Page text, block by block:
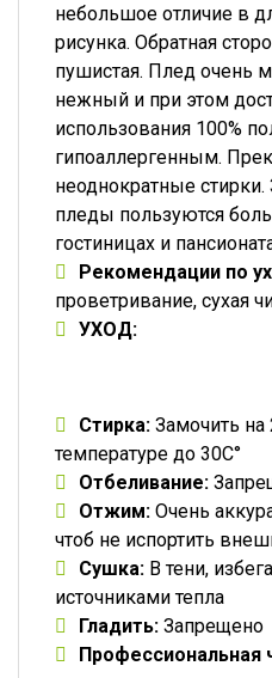
небольшое отличие в
рисунка. Обратная
пушистая. Плед очень
нежный и при этом
использования 100%
гипоаллергенным.
неоднократные стирки.
пледы пользуются
гостиницах и
Рекомендации по
проветривание, сухая
УХОД:
Стирка: Замочить
температуре до 30C°
Отбеливание:
Отжим: Очень
чтоб не испортить
Сушка: В тени,
источниками тепла
Гладить: Запрещено
Профессиональная